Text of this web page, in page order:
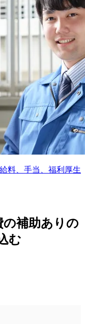
料、手当、福利厚生
の補助ありの
む